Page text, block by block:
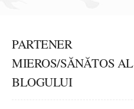
PARTENER
MIEROS/SĂNĂTOS AL
BLOGULUI